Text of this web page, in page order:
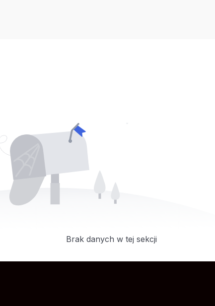
Brak danych w tej sekcji